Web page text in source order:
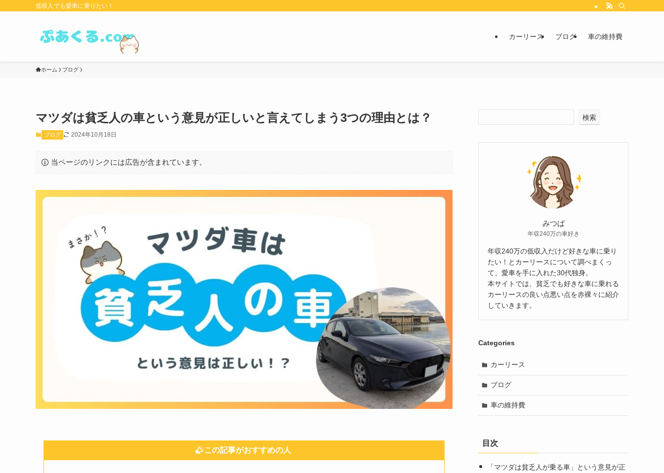
低収入でも愛車に乗りたい！
カーリース ブログ 車の維持費
ホーム ブログ
マツダは貧乏人の車という意見が正しいと言えてしまう3つの理由とは？
ブログ 2024年10月18日
当ページのリンクには広告が含まれています。
この記事がおすすめの人
検索
みつば
年収240万の車好き
年収240万の低収入だけど好きな車に乗り
たい！とカーリースについて調べまくっ
て、愛車を手に入れた30代独身。
本サイトでは、貧乏でも好きな車に乗れる
カーリースの良い点悪い点を赤裸々に紹介
していきます。
Categories
カーリース
ブログ
車の維持費
目次
「マツダは貧乏人が乗る車」という意見が正